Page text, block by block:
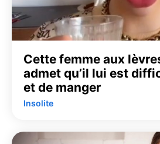
Cette femme aux
admet qu’il lui est
et de manger
Insolite